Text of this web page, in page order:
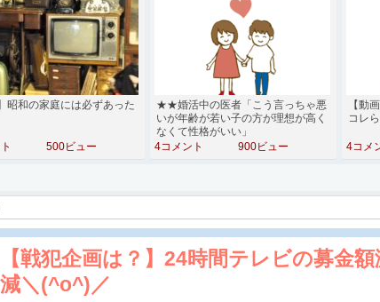
昭和の家庭には必ずあった
500ビュー
★★婚活中の医者「こう言っちゃ悪
いが年齢が若い子の方が理想が高く
なくて性格がいい」
4コメント
900ビュー
【動
コレ
4コメ
【戦犯企画は？】24時間テレビの募金額
減＼(^o^)／